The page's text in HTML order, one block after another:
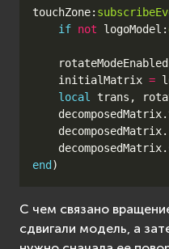
touchZone:
if not logoModel :
rotateModeEnabled
initialMatrix =
local
trans ,
decomposedMatrix.
decomposedMatrix.
decomposedMatrix.
end )
С чем связано
сдвигали модель, а